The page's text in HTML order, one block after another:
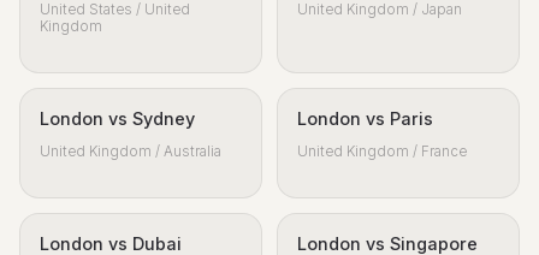
United States / United
Kingdom
United Kingdom / Japan
London vs Sydney
United Kingdom / Australia
London vs Paris
United Kingdom / France
London vs Dubai London vs Singapore